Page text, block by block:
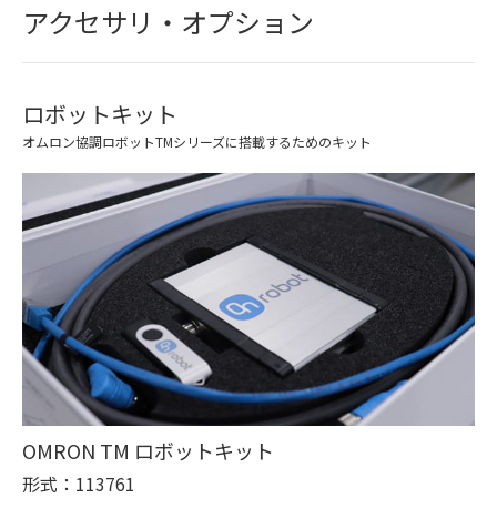
アクセサリ・オプション
ロボットキット
オムロン協調ロボットTMシリーズに搭載するためのキット
OMRON TM ロボットキット
形式：113761